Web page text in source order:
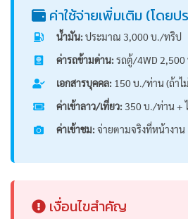
ค่าใช้จ่ายเพิ่มเติม (โดยป
น้ำมัน:ประมาณ 3,000 บ./ทริป
ค่ารถข้ามด่าน:รถตู้/4WD 2,500
เอกสารบุคคล: 150 บ./ท่าน (ถ้า
ค่าเข้าลาว/เที่ยว: 350 บ./ท่าน +
ค่าเข้าชม:จ่ายตามจริงที่หน้างาน
เงื่อนไขสำคัญ